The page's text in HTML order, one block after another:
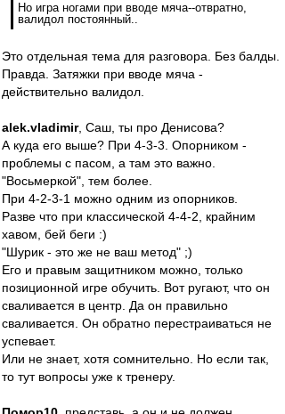
Но игра ногами при вводе мяча--отвратно,
валидол постоянный..
Это отдельная тема для разговора. Без балды.
Правда. Затяжки при вводе мяча -
действительно валидол.
alek.vladimir, Саш, ты про Денисова?
А куда его выше? При 4-3-3. Опорником -
проблемы с пасом, а там это важно.
"Восьмеркой", тем более.
При 4-2-3-1 можно одним из опорников.
Разве что при классической 4-4-2, крайним
хавом, бей беги :)
"Шурик - это же не ваш метод" ;)
Его и правым защитником можно, только
позиционной игре обучить. Вот ругают, что он
сваливается в центр. Да он правильно
сваливается. Он обратно перестраиваться не
успевает.
Или не знает, хотя сомнительно. Но если так,
то тут вопросы уже к тренеру.